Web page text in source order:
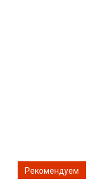
Рекомендуем